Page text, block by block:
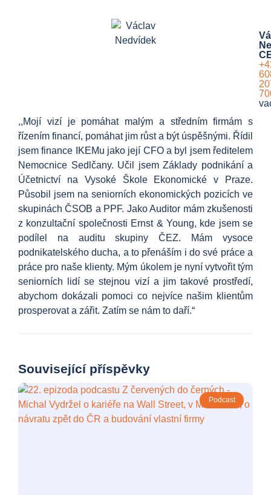
,,Mojí vizí je pomáhat malým a středním firmám s
řízením financí, pomáhat jim růst a být úspěšnými. Řídil
jsem finance IKEMu jako její CFO a byl jsem ředitelem
Nemocnice Sedlčany. Učil jsem Základy podnikání a
Účetnictví na Vysoké Škole Ekonomické v Praze.
Působil jsem na seniorních ekonomických pozicích ve
skupinách ČSOB a PPF. Jako Auditor mám zkušenosti
z konzultační společnosti Ernst & Young, kde jsem se
podílel na auditu skupiny ČEZ. Mám vysoce
podnikatelského ducha, a to přenáším i do své práce a
práce pro naše klienty. Mým úkolem je nyní vytvořit tým
seniorních lidí se stejnou vizí a jim takové prostředí,
abychom dokázali pomoci co nejvíce našim klientům
prosperovat a zářit. Zatím se nám to daří.“
Související příspěvky
Podcast